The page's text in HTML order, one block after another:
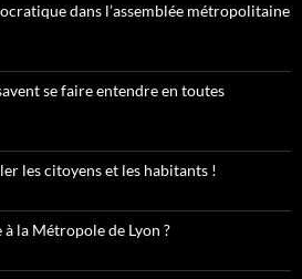
dans l’assemblée métropolitaine
se faire entendre en toutes
les citoyens et les habitants !
la Métropole de Lyon ?